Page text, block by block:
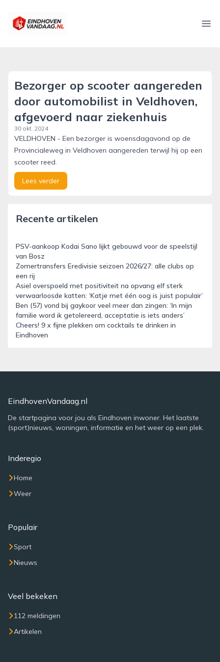
eindhovenvandaag.nl
Bezorger op scooter aangereden
door automobilist in Veldhoven,
afgevoerd naar ziekenhuis
30 okt. 2024
VELDHOVEN - Een bezorger is woensdagavond op de
Provincialeweg in Veldhoven aangereden terwijl hij op een
scooter reed.
Lees verder
Recente artikelen
PSV-aankoop Kodai Sano lijkt gebouwd voor de speelstijl
van Bosz
Zomertransfers Eredivisie seizoen 2026/27: alle clubs op
een rij
Asiel overspoeld met positiviteit na opvang elf sterk
verwaarloosde katten: ‘Katje met één oog is juist populair’
Ben (57) vond bij gaykoor veel meer dan zingen: ‘In mijn
familie word ik getolereerd, acceptatie is iets anders’
Cheers! 9 x fijne plekken om cocktails te drinken in
Eindhoven
EindhovenVandaag.nl
De startpagina voor jou als Eindhoven inwoner. Het laatste
(sport)nieuws, woningen, informatie en het weer op een plek.
Inderegio
Home
Weer
Populair
Sport
Nieuws
Veel bekeken
112 meldingen
Artikelen